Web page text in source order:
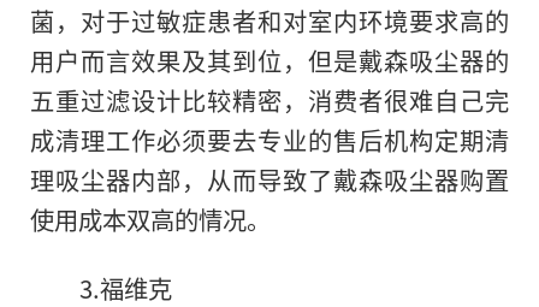
菌，对于过敏症患者和对室内环境要求高的
用户而言效果及其到位，但是戴森吸尘器的
五重过滤设计比较精密，消费者很难自己完
成清理工作必须要去专业的售后机构定期清
理吸尘器内部，从而导致了戴森吸尘器购置
使用成本双高的情况。
3.福维克